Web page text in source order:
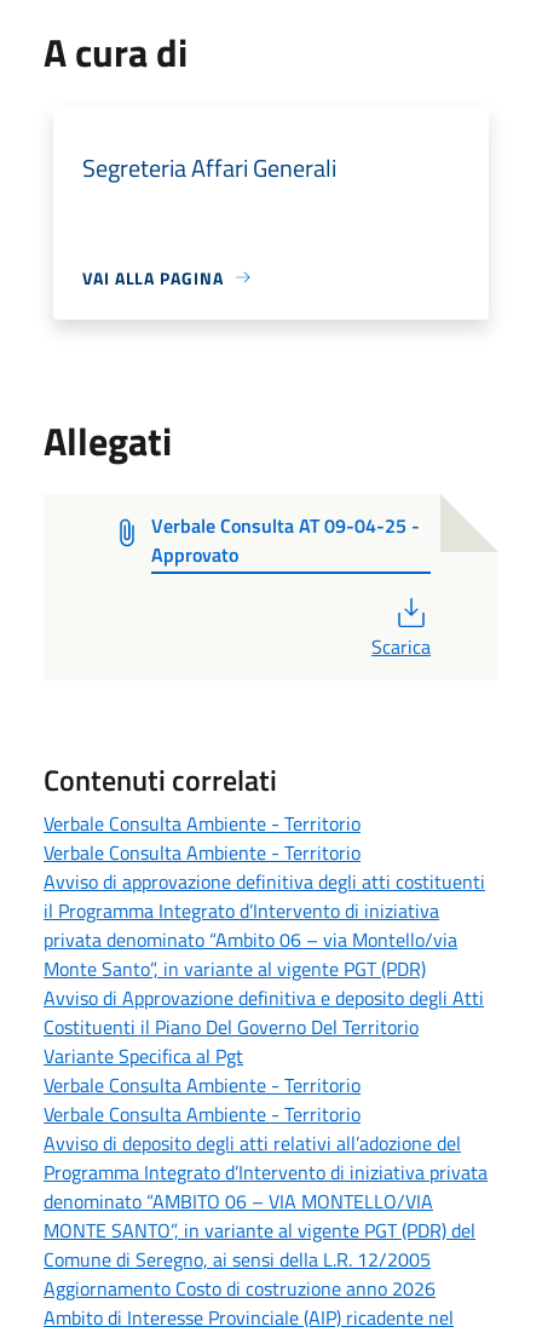
A cura di
Segreteria Affari Generali
VAI ALLA PAGINA
Allegati
Verbale Consulta AT 09-04-25 -
Approvato
Scarica
Contenuti correlati
Verbale Consulta Ambiente - Territorio
Verbale Consulta Ambiente - Territorio
Avviso di approvazione definitiva degli atti costituenti
il Programma Integrato d’Intervento di iniziativa
privata denominato “Ambito 06 – via Montello/via
Monte Santo”, in variante al vigente PGT (PDR)
Avviso di Approvazione definitiva e deposito degli Atti
Costituenti il Piano Del Governo Del Territorio
Variante Specifica al Pgt
Verbale Consulta Ambiente - Territorio
Verbale Consulta Ambiente - Territorio
Avviso di deposito degli atti relativi all’adozione del
Programma Integrato d’Intervento di iniziativa privata
denominato “AMBITO 06 – VIA MONTELLO/VIA
MONTE SANTO”, in variante al vigente PGT (PDR) del
Comune di Seregno, ai sensi della L.R. 12/2005
Aggiornamento Costo di costruzione anno 2026
Ambito di Interesse Provinciale (AIP) ricadente nel